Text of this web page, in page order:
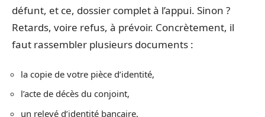
défunt, et ce, dossier complet à l’appui. Sinon ?
Retards, voire refus, à prévoir. Concrètement, il
faut rassembler plusieurs documents :
la copie de votre pièce d’identité,
l’acte de décès du conjoint,
un relevé d’identité bancaire,